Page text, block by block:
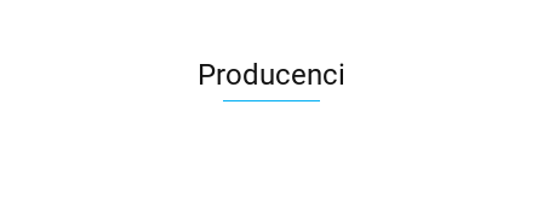
Producenci